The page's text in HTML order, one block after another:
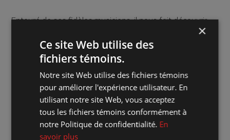
Entouré de ses fidèles musiciens, il nous fait découvrir
comment cette musique a marqué et transformé sa vie
et sa carrière.
Marché des arts Desjardins - Salle Georges-Codling
Quand :samedi 1 février 2025 20:00
Combien :Régulier : 51 $ | Membres : 47 $ | *Pour le Cégep
×
Ce site Web utilise des
fichiers témoins.
Notre site Web utilise des fichiers témoins
pour améliorer l'expérience utilisateur. En
utilisant notre site Web, vous acceptez
tous les fichiers témoins conformément à
notre Politique de confidentialité. En
savoir plus